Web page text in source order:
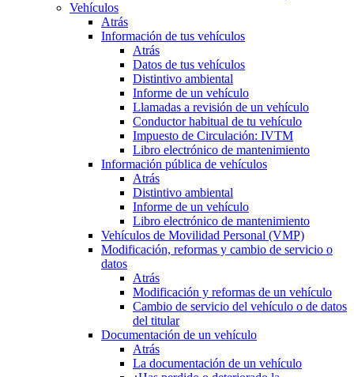
Vehículos
Atrás
Información de tus vehículos
Atrás
Datos de tus vehículos
Distintivo ambiental
Informe de un vehículo
Llamadas a revisión de un vehículo
Conductor habitual de tu vehículo
Impuesto de Circulación: IVTM
Libro electrónico de mantenimiento
Información pública de vehículos
Atrás
Distintivo ambiental
Informe de un vehículo
Libro electrónico de mantenimiento
Vehículos de Movilidad Personal (VMP)
Modificación, reformas y cambio de servicio o
datos
Atrás
Modificación y reformas de un vehículo
Cambio de servicio del vehículo o de datos
del titular
Documentación de un vehículo
Atrás
La documentación de un vehículo